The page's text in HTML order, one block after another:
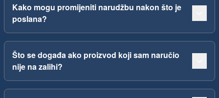
Kako mogu promijeniti narudžbu nakon što je
poslana?
Što se događa ako proizvod koji sam naručio
nije na zalihi?